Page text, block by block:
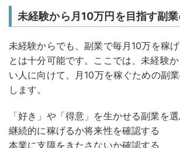
未経験から月10万円を目指す副
未経験からでも、副業で毎月10万を稼
とは十分可能です。 ここでは、未経験
い人に向けて、月10万を稼ぐための副
します。
「好き」や「得意」を生かせる副業を
継続的に稼げるか将来性を確認する
本業に支障をきたさないか確認する